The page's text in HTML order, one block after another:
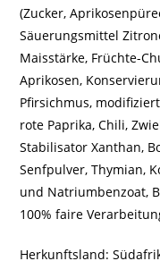
(Zucker,
Säuerungsmittel
Maisstärke, Früchte-
Aprikosen,
Pfirsichmus,
rote Paprika, Chili,
Stabilisator Xanthan,
Senfpulver, Thymian,
und Natriumbenzoat,
100% faire
Herkunftsland: